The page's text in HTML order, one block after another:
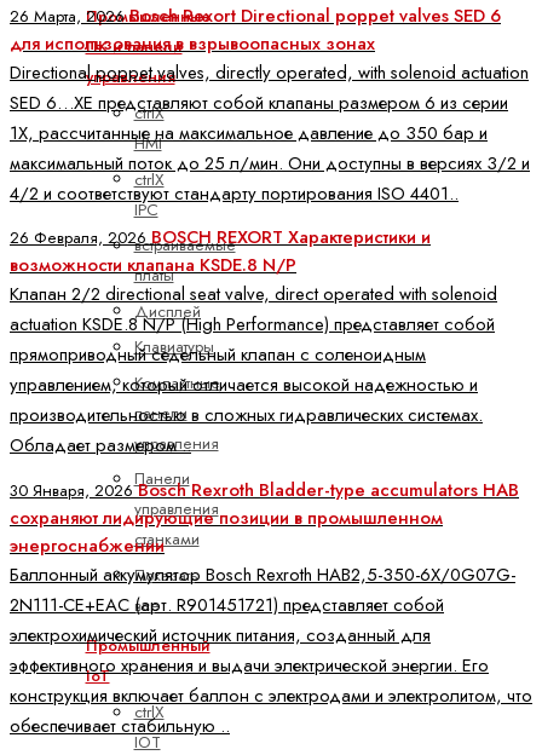
Промышленные
ПК и панели
управления
ctrlX
HMI
ctrlX
IPC
встраиваемые
платы
Дисплей
Клавиатуры
Компактные
панели
управления
Панели
управления
станками
Показать
все
Промышленный
IoT
ctrlX
IOT
26 Марта, 2026Bosch Rexort Directional poppet valves SED 6
для использования в взрывоопасных зонах
Directional poppet valves, directly operated, with solenoid actuation
SED 6…XE представляют собой клапаны размером 6 из серии
1X, рассчитанные на максимальное давление до 350 бар и
максимальный поток до 25 л/мин. Они доступны в версиях 3/2 и
4/2 и соответствуют стандарту портирования ISO 4401..
26 Февраля, 2026BOSCH REXORT Характеристики и
возможности клапана KSDE.8 N/P
Клапан 2/2 directional seat valve, direct operated with solenoid
actuation KSDE.8 N/P (High Performance) представляет собой
прямоприводный седельный клапан с соленоидным
управлением, который отличается высокой надежностью и
производительностью в сложных гидравлических системах.
Обладает размером ..
30 Января, 2026Bosch Rexroth Bladder-type accumulators HAB
сохраняют лидирующие позиции в промышленном
энергоснабжении
Баллонный аккумулятор Bosch Rexroth HAB2,5-350-6X/0G07G-
2N111-CE+EAC (арт. R901451721) представляет собой
электрохимический источник питания, созданный для
эффективного хранения и выдачи электрической энергии. Его
конструкция включает баллон с электродами и электролитом, что
обеспечивает стабильную ..